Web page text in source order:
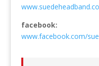
facebook:
www.facebook.com/